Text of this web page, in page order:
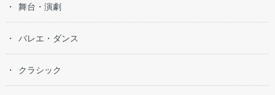
舞台・演劇
バレエ・ダンス
クラシック